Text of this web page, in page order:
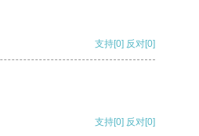
支持[0] 反对[0]
支持[0] 反对[0]